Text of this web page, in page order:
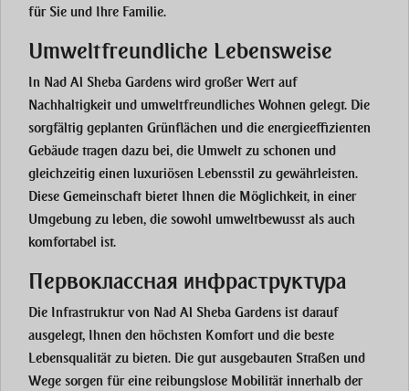
für Sie und Ihre Familie.
Umweltfreundliche Lebensweise
In Nad Al Sheba Gardens wird großer Wert auf
Nachhaltigkeit und umweltfreundliches Wohnen gelegt. Die
sorgfältig geplanten Grünflächen und die energieeffizienten
Gebäude tragen dazu bei, die Umwelt zu schonen und
gleichzeitig einen luxuriösen Lebensstil zu gewährleisten.
Diese Gemeinschaft bietet Ihnen die Möglichkeit, in einer
Umgebung zu leben, die sowohl umweltbewusst als auch
komfortabel ist.
Первоклассная инфраструктура
Die Infrastruktur von Nad Al Sheba Gardens ist darauf
ausgelegt, Ihnen den höchsten Komfort und die beste
Lebensqualität zu bieten. Die gut ausgebauten Straßen und
Wege sorgen für eine reibungslose Mobilität innerhalb der